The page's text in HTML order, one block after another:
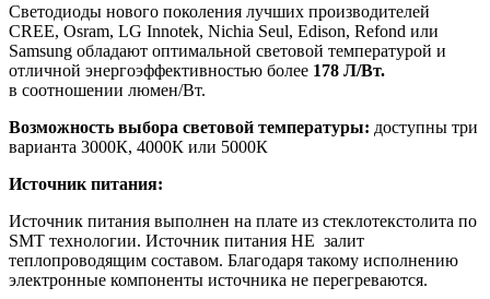
Светодиоды нового поколения лучших производителей
CREE, Osram, LG Innotek, Nichia Seul, Edison, Refond или
Samsung обладают оптимальной световой температурой и
отличной энергоэффективностью более 178 Л/Вт.
в соотношении люмен/Вт.
Возможность выбора световой температуры: доступны три
варианта 3000К, 4000К или 5000К
Источник питания:
Источник питания выполнен на плате из стеклотекстолита по
SMT технологии. Источник питания НЕ залит
теплопроводящим составом. Благодаря такому исполнению
электронные компоненты источника не перегреваются.